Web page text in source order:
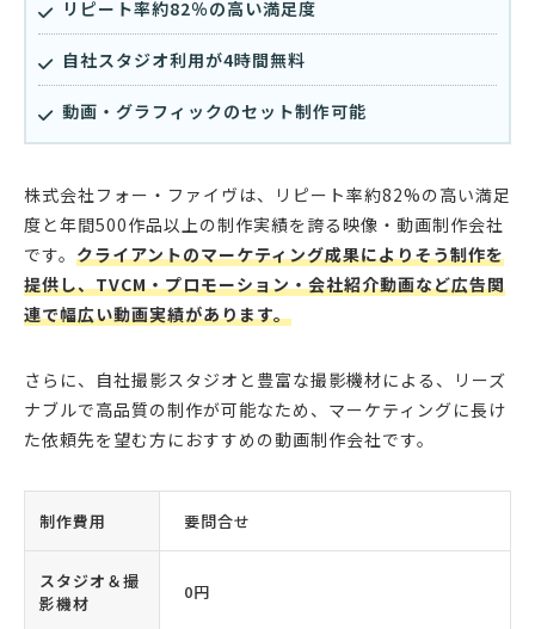
リピート率約82％の高い満足度
自社スタジオ利用が4時間無料
動画・グラフィックのセット制作可能
株式会社フォー・ファイヴは、リピート率約82%の高い満足
度と年間500作品以上の制作実績を誇る映像・動画制作会社
です。 クライアントのマーケティング成果によりそう制作を
提供し、TVCM・プロモーション・会社紹介動画など広告関
連で幅広い動画実績があります。
さらに、自社撮影スタジオと豊富な撮影機材による、リーズ
ナブルで高品質の制作が可能なため、マーケティングに長け
た依頼先を望む方におすすめの動画制作会社です。
制作費用 要問合せ
スタジオ＆撮
影機材
0円